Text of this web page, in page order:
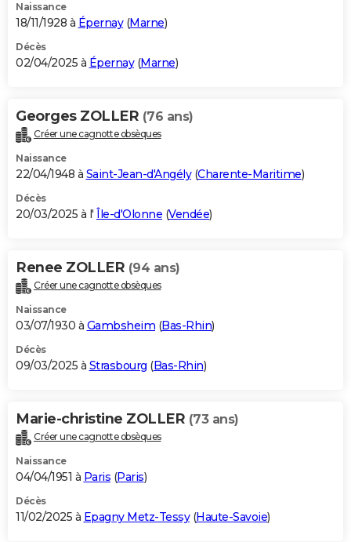
Naissance
18/11/1928 à Épernay(Marne)
Décès
02/04/2025 à Épernay(Marne)
Georges ZOLLER (76 ans)
Créer une cagnotte obsèques
Naissance
22/04/1948 à Saint-Jean-d'Angély(Charente-Maritime)
Décès
20/03/2025 à l' Île-d'Olonne (Vendée)
Renee ZOLLER (94 ans)
Créer une cagnotte obsèques
Naissance
03/07/1930 à Gambsheim (Bas-Rhin)
Décès
09/03/2025 à Strasbourg (Bas-Rhin)
Marie-christine ZOLLER (73 ans)
Créer une cagnotte obsèques
Naissance
04/04/1951 à Paris (Paris)
Décès
11/02/2025 à Epagny Metz-Tessy(Haute-Savoie)